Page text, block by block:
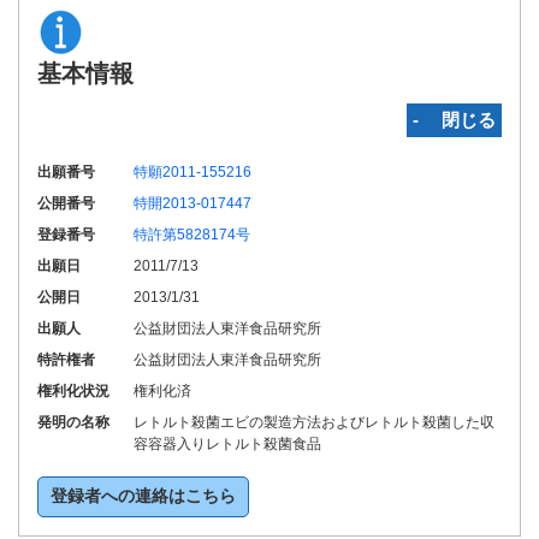
基本情報
‐ 閉じる
出願番号
特願2011-155216
公開番号
特開2013-017447
登録番号
特許第5828174号
出願日
2011/7/13
公開日
2013/1/31
出願人
公益財団法人東洋食品研究所
特許権者
公益財団法人東洋食品研究所
権利化状況
権利化済
発明の名称
レトルト殺菌エビの製造方法およびレトルト殺菌した収
容容器入りレトルト殺菌食品
登録者への連絡はこちら